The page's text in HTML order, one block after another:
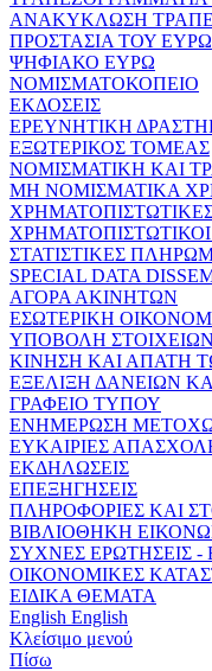
ΑΝΑΚΥΚΛΩΣΗ
ΠΡΟΣΤΑΣΙΑ ΤΟΥ ΕΥΡΩ
ΨΗΦΙΑΚΟ ΕΥΡΩ
ΝΟΜΙΣΜΑΤΟΚΟΠΕΙΟ
ΕΚΔΟΣΕΙΣ
ΕΡΕΥΝΗΤΙΚΗ
ΕΞΩΤΕΡΙΚΟΣ ΤΟΜΕΑΣ
ΝΟΜΙΣΜΑΤΙΚΗ ΚΑΙ
ΜΗ ΝΟΜΙΣΜΑΤΙΚΑ
ΣΤΑΤΙΣΤΙΚΕΣ
SPECIAL DATA
ΑΓΟΡΑ ΑΚΙΝΗΤΩΝ
ΕΣΩΤΕΡΙΚΗ
ΥΠΟΒΟΛΗ ΣΤΟΙΧΕΙΩΝ
ΚΙΝΗΣΗ ΚΑΙ ΑΠΑΤΗ
ΕΞΕΛΙΞΗ ΔΑΝΕΙΩΝ
ΓΡΑΦΕΙΟ ΤΥΠΟΥ
ΕΝΗΜΕΡΩΣΗ
ΕΥΚΑΙΡΙΕΣ
ΕΚΔΗΛΩΣΕΙΣ
ΕΠΕΞΗΓΗΣΕΙΣ
ΠΛΗΡΟΦΟΡΙΕΣ ΚΑΙ
ΒΙΒΛΙΟΘΗΚΗ
ΣΥΧΝΕΣ ΕΡΩΤΗΣΕΙΣ -
ΟΙΚΟΝΟΜΙΚΕΣ
ΕΙΔΙΚΑ ΘΕΜΑΤΑ
English English
Κλείσιμο μενού
Πίσω